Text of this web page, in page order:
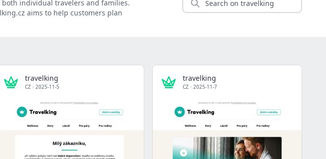
individual travelers and families.
aims to help customers plan
travelking
CZ · 2025-11-5
travelking
CZ · 2025-11-7